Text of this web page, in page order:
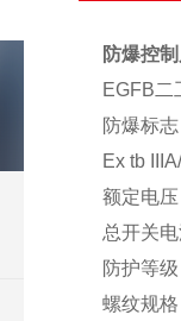
防爆控
EGFB二
防爆标
Ex tb
额定电
总开关
防护等
螺纹规